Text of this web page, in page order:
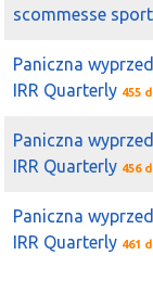
scommesse
Paniczna
IRR Quarterly 455
Paniczna
IRR Quarterly 456
Paniczna
IRR Quarterly 461